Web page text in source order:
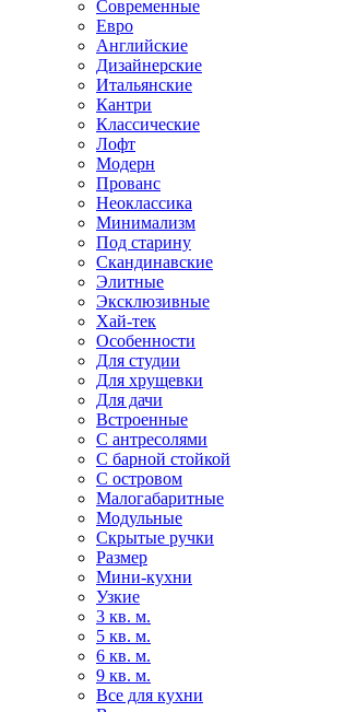
Современные
Евро
Английские
Дизайнерские
Итальянские
Кантри
Классические
Лофт
Модерн
Прованс
Неоклассика
Минимализм
Под старину
Скандинавские
Элитные
Эксклюзивные
Хай-тек
Особенности
Для студии
Для хрущевки
Для дачи
Встроенные
С антресолями
С барной стойкой
С островом
Малогабаритные
Модульные
Скрытые ручки
Размер
Мини-кухни
Узкие
3 кв. м.
5 кв. м.
6 кв. м.
9 кв. м.
Все для кухни